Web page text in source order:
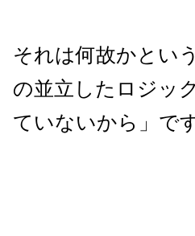
それは何故かとい
の並立したロジッ
ていないから」です